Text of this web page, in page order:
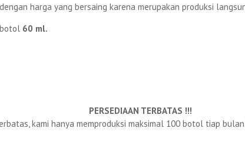
harga yang bersaing karena merupakan produksi
60 ml.
PERSEDIAAN TERBATAS !!!
kami hanya memproduksi maksimal 100 botol tiap